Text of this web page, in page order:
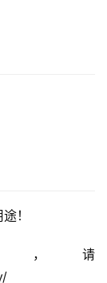
！
，请